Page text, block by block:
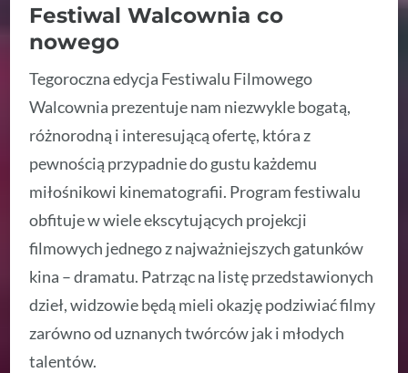
Festiwal Walcownia co
nowego
Tegoroczna edycja Festiwalu Filmowego
Walcownia prezentuje nam niezwykle bogatą,
różnorodną i interesującą ofertę, która z
pewnością przypadnie do gustu każdemu
miłośnikowi kinematografii. Program festiwalu
obfituje w wiele ekscytujących projekcji
filmowych jednego z najważniejszych gatunków
kina – dramatu. Patrząc na listę przedstawionych
dzieł, widzowie będą mieli okazję podziwiać filmy
zarówno od uznanych twórców jak i młodych
talentów.